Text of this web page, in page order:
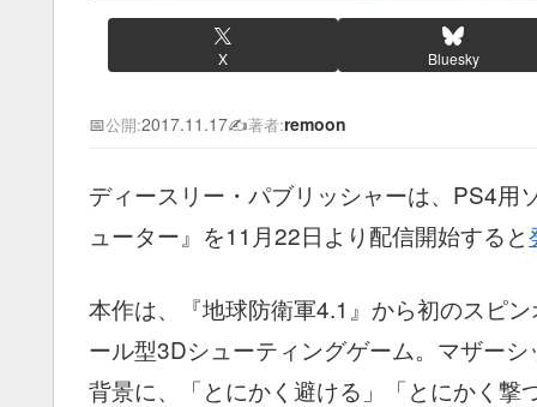
X Bluesky
📅公開:2017.11.17✍️著者:remoon
ディースリー・パブリッシャーは、PS4用
ューター』を11月22日より配信開始すると
本作は、『地球防衛軍4.1』から初のスピ
ール型3Dシューティングゲーム。マザー
背景に、「とにかく避ける」「とにかく